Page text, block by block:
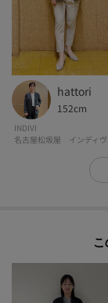
・裏地なし
※この製品は、太陽
永久的ではありません。
-・-・-・-・-・-・-・
■気になるアイテム
[お気に入り登録とは
お得な情報をGETでき
hattori
152cm
INDIVI
名古屋松坂屋 インディヴ